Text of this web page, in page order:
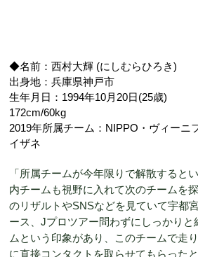
◆名前：西村大輝 (にしむらひろき)
出身地：兵庫県神戸市
生年月日：1994年10月20日(25歳)
172cm/60kg
2019年所属チーム：NIPPO・ヴィーニ
イザネ
「所属チームが今年限りで解散すると
内チームも視野に入れて次のチームを
のリザルトやSNSなどを見ていて宇都
ース、Jプロツアー問わずにしっかりと
ムという印象があり、このチームで走
に直接コンタクトを取らせてもらった